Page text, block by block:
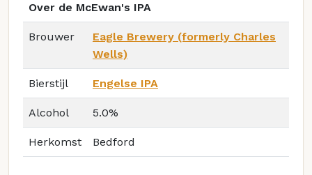
Over de McEwan's IPA
Brouwer
Eagle Brewery (formerly Charles
Wells)
Bierstijl Engelse IPA
Alcohol 5.0%
Herkomst Bedford